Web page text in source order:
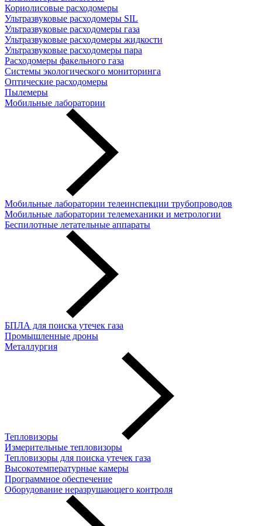
Кориолисовые расходомеры
Ультразвуковые расходомеры SIL
Ультразвуковые расходомеры газа
Ультразвуковые расходомеры жидкости
Ультразвуковые расходомеры пара
Расходомеры факельного газа
Системы экологического мониторинга
Оптические расходомеры
Пылемеры
Мобильные лаборатории
Мобильные лаборатории телеинспекции трубопроводов
Мобильные лаборатории телемеханики и метрологии
Беспилотные летательные аппараты
БПЛА для поиска утечек газа
Промышленные дроны
Металлургия
Тепловизоры
Измерительные тепловизоры
Тепловизоры для поиска утечек газа
Высокотемпературные камеры
Программное обеспечение
Оборудование неразрушающего контроля